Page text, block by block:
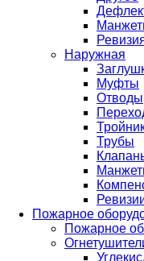
Наружная
Муфты
Отводы
Трубы
Пожарное
Пожарное